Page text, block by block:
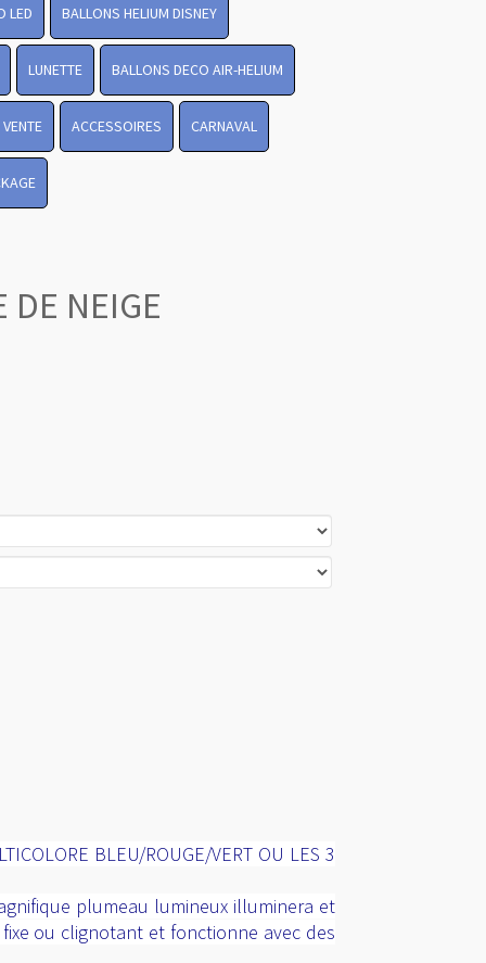
LED BALLONS HELIUM DISNEY
LUNETTE BALLONS DECO AIR-HELIUM
ACCESSOIRES CARNAVAL
DE NEIGE
BLEU/ROUGE/VERT OU LES 3
plumeau lumineux illuminera et
ou clignotant et fonctionne avec des